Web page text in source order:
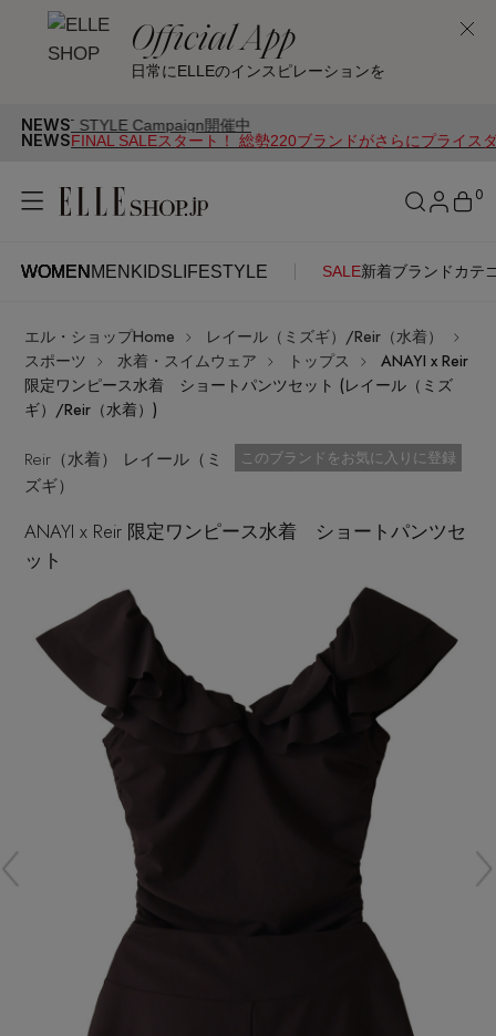
Official App
日常にELLEのインスピレーションを
NEWS
Campaign開催中
NEWSFINAL SALEスタート！ 総勢220ブランドがさらにプライス
WOMEN MEN KIDS LIFESTYLE SALE新着ブランド カテ
0
WOMENMENKIDSLIFESTYLE
ITEMS
ランキング
ブランド
最旬！トレンドワード
【予約】新作ウェアをチェック
【Tシャツ】デイリーに活躍
【日傘】完全遮光・軽量傘
【サンダル】ビーサンの季節！
アイテム一覧
CATEGORY
ログイン
はじめてご利用の方
メールマガジン登録
最新トレンドや限定アイテム、セール情報を
いち早くお届けします。
ご登録はこちら
SUPPORT
ご利用ガイド
カスタマーサポート
エル・ショップについて
SEE RESULTS
エル・ショップHome
レイール（ミズギ）/Reir（水着）
スポーツ
水着・スイムウェア トップス
ANAYI x Reir
限定ワンピース水着 ショートパンツセット (レイール（ミズ
ギ）/Reir（水着）)
Reir（水着） レイール（ミ
ズギ）
お気に入り済
このブランドをお気に入りに登録
ANAYI x Reir 限定ワンピース水着 ショートパンツセ
ット